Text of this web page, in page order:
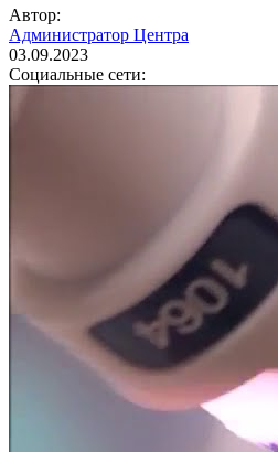
Автор:
Администратор Центра
03.09.2023
Социальные сети: